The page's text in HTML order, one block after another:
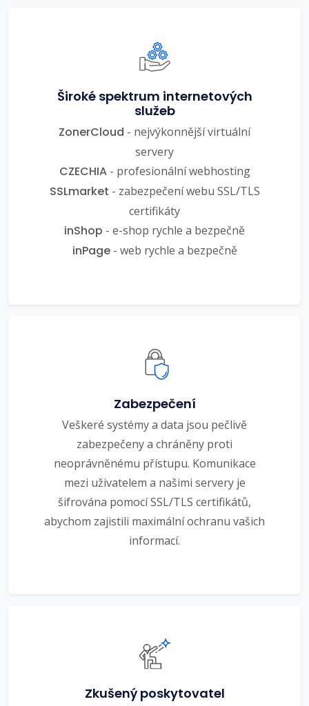
Široké spektrum internetových
služeb
ZonerCloud - nejvýkonnější virtuální
servery
CZECHIA- profesionální webhosting
SSLmarket - zabezpečení webu SSL/TLS
certifikáty
inShop - e-shop rychle a bezpečně
inPage- web rychle a bezpečně
Zabezpečení
Veškeré systémy a data jsou pečlivě
zabezpečeny a chráněny proti
neoprávněnému přístupu. Komunikace
mezi uživatelem a našimi servery je
šifrována pomocí SSL/TLS certifikátů,
abychom zajistili maximální ochranu vašich
informací.
Zkušený poskytovatel